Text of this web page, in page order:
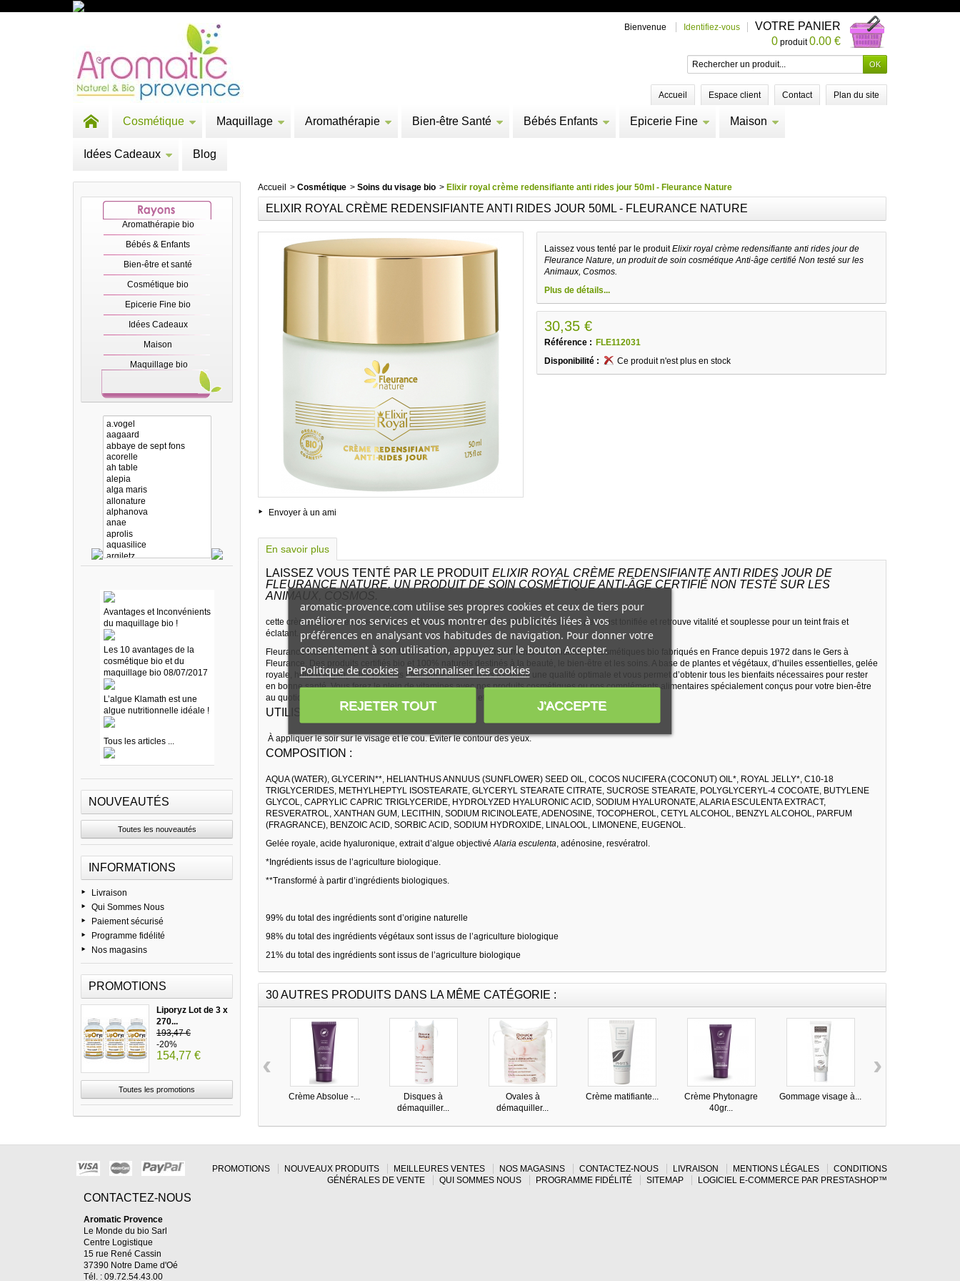
Bienvenue Identifiez-vous
VOTRE PANIER
0 produit0.00 €
Accueil Espace client Contact Plan du site
Cosmétique Maquillage Aromathérapie Bien-être Santé Bébés Enfants Epicerie Fine Maison
Idées Cadeaux Blog
Aromathérapie bio
Bébés & Enfants
Bien-être et santé
Cosmétique bio
Epicerie Fine bio
Idées Cadeaux
Maison
Maquillage bio
Avantages et Inconvénients
du maquillage bio !
Les 10 avantages de la
cosmétique bio et du
maquillage bio 08/07/2017
L’algue Klamath est une
algue nutritionnelle idéale !
Tous les articles ...
NOUVEAUTÉS
Toutes les nouveautés
INFORMATIONS
Livraison
Qui Sommes Nous
Paiement sécurisé
Programme fidélité
Nos magasins
PROMOTIONS
Liporyz Lot de 3 x
270...
193,47 €
-20%
154,77 €
Toutes les promotions
Accueil > Cosmétique > Soins du visage bio > Elixir royal crème redensifiante anti rides jour 50ml - Fleurance Nature
ELIXIR ROYAL CRÈME REDENSIFIANTE ANTI RIDES JOUR 50ML - FLEURANCE NATURE
Envoyer à un ami
Laissez vous tenté par le produitElixir royal crème redensifiante anti rides jour de
Fleurance Nature, un produit de soin cosmétique Anti-âge certifié Non testé sur les
Animaux, Cosmos.
Plus de détails...
30,35 €
Référence : FLE112031
Disponibilité :
Ce produit n'est plus en stock
En savoir plus
LAISSEZ VOUS TENTÉ PAR LE PRODUITELIXIR ROYAL CRÈME REDENSIFIANTE ANTI RIDES JOUR DE
FLEURANCE NATURE, UN PRODUIT DE SOIN COSMÉTIQUE ANTI-ÂGE CERTIFIÉ NON TESTÉ SUR LES
ANIMAUX, COSMOS.
cette crème de Jour exerce une forte action anti rides, lisse et raffermit la peau. La peau est tonifiée et retrouve vitalité et souplesse pour un teint frais et
éclatant.
Fleurance Nature est spécialisée dans la production de compléments alimentaires et cosmétiques bio fabriqués en France depuis 1972 dans le Gers à
Fleurance. Des produits certifiés bio et 100% naturels destinés à la beauté, le bien-être et les soins. A base de plantes et végétaux, d’huiles essentielles, gelée
royale, huile d’argan,… les produits Fleurance Nature vous assurent une qualité optimale et vous permet d’obtenir tous les bienfaits nécessaires pour rester
en bonne santé. Vous ferez le plein de vitamines avec nos produits cosmétiques ou nos compléments alimentaires spécialement conçus pour votre bien-être
au quotidien. Retrouvez toutes les solutions naturelles et douces chez Fleurance nature.
UTILISATION :
À appliquer le soir sur le visage et le cou. Éviter le contour des yeux.
COMPOSITION :
AQUA (WATER), GLYCERIN**, HELIANTHUS ANNUUS (SUNFLOWER) SEED OIL, COCOS NUCIFERA (COCONUT) OIL*, ROYAL JELLY*, C10-18
TRIGLYCERIDES, METHYLHEPTYL ISOSTEARATE, GLYCERYL STEARATE CITRATE, SUCROSE STEARATE, POLYGLYCERYL-4 COCOATE, BUTYLENE
GLYCOL, CAPRYLIC CAPRIC TRIGLYCERIDE, HYDROLYZED HYALURONIC ACID, SODIUM HYALURONATE, ALARIA ESCULENTA EXTRACT,
RESVERATROL, XANTHAN GUM, LECITHIN, SODIUM RICINOLEATE, ADENOSINE, TOCOPHEROL, CETYL ALCOHOL, BENZYL ALCOHOL, PARFUM
(FRAGRANCE), BENZOIC ACID, SORBIC ACID, SODIUM HYDROXIDE, LINALOOL, LIMONENE, EUGENOL.
Gelée royale, acide hyaluronique, extrait d’algue objectivéAlaria esculenta, adénosine, resvératrol.
*Ingrédients issus de l’agriculture biologique.
**Transformé à partir d’ingrédients biologiques.
99% du total des ingrédients sont d’origine naturelle
98% du total des ingrédients végétaux sont issus de l’agriculture biologique
21% du total des ingrédients sont issus de l’agriculture biologique
30 AUTRES PRODUITS DANS LA MÊME CATÉGORIE :
Crème Absolue -...
Disques à
démaquiller...
Ovales à
démaquiller...
Crème matifiante...
Crème Phytonagre
40gr...
Gommage visage à...
‹ ›
PROMOTIONS NOUVEAUX PRODUITS MEILLEURES VENTES NOS MAGASINS CONTACTEZ-NOUS LIVRAISON MENTIONS LÉGALES
CONDITIONS
GÉNÉRALES DE VENTE
QUI SOMMES NOUS PROGRAMME FIDÉLITÉ SITEMAP LOGICIEL E-COMMERCE PAR PRESTASHOP™
CONTACTEZ-NOUS
Aromatic Provence
Le Monde du bio Sarl
Centre Logistique
15 rue René Cassin
37390 Notre Dame d'Oé
Tél. : 09.72.54.43.00
aromatic-provence.com utilise ses propres cookies et ceux de tiers pour
améliorer nos services et vous montrer des publicités liées à vos
préférences en analysant vos habitudes de navigation. Pour donner votre
consentement à son utilisation, appuyez sur le bouton Accepter.
Politique de cookies Personnaliser les cookies
REJETER TOUT J'ACCEPTE